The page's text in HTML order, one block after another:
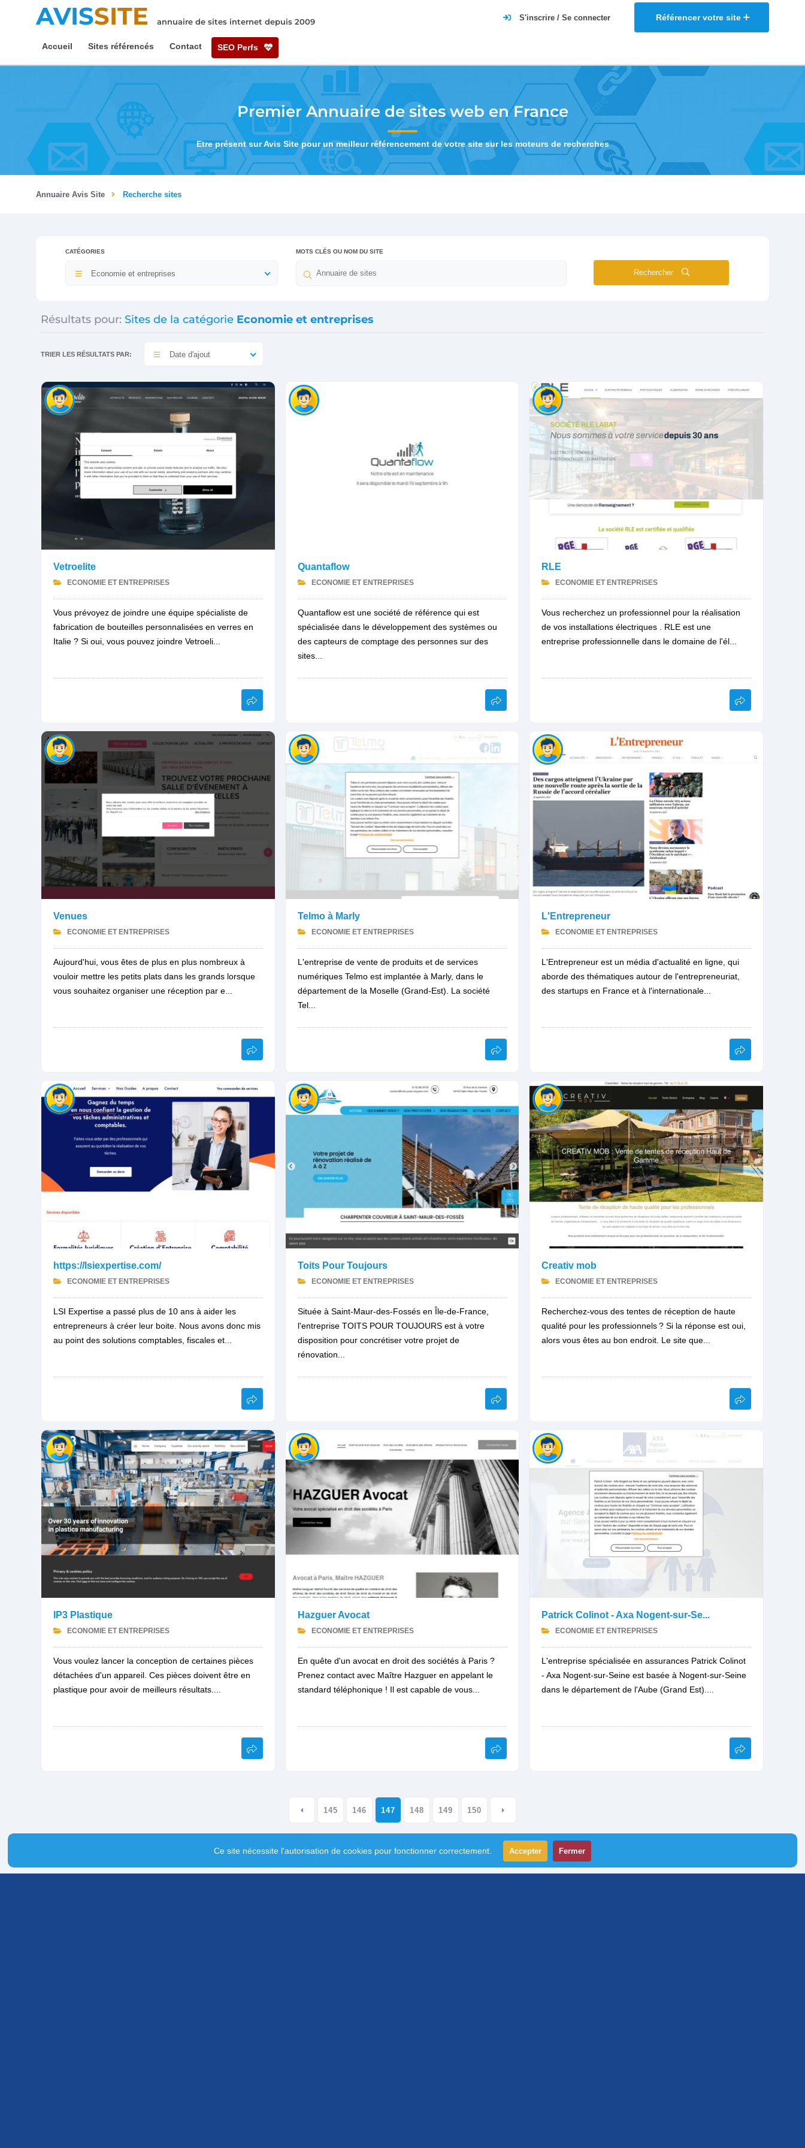
AVISSITE annuaire de sites internet depuis 2009 Référencer votre site
S'inscrire / Se connecter
Accueil Sites référencés Contact SEO Perfs
Premier Annuaire de sites web en France
Etre présent sur Avis Site pour un meilleur référencement de votre site sur les moteurs de recherches
Annuaire Avis Site Recherche sites
CATÉGORIES
Economie et entreprises
MOTS CLÉS OU NOM DU SITE
Rechercher
Résultats pour: Sites de la catégorie Economie et entreprises
TRIER LES RÉSULTATS PAR: Date d'ajout
Vetroelite
ECONOMIE ET ENTREPRISES
Vous prévoyez de joindre une équipe spécialiste de
fabrication de bouteilles personnalisées en verres en
Italie ? Si oui, vous pouvez joindre Vetroeli...
Quantaflow
ECONOMIE ET ENTREPRISES
Quantaflow est une société de référence qui est
spécialisée dans le développement des systèmes ou
des capteurs de comptage des personnes sur des
sites...
RLE
ECONOMIE ET ENTREPRISES
Vous recherchez un professionnel pour la réalisation
de vos installations électriques . RLE est une
entreprise professionnelle dans le domaine de l'él...
Venues
ECONOMIE ET ENTREPRISES
Aujourd'hui, vous êtes de plus en plus nombreux à
vouloir mettre les petits plats dans les grands lorsque
vous souhaitez organiser une réception par e...
Telmo à Marly
ECONOMIE ET ENTREPRISES
L'entreprise de vente de produits et de services
numériques Telmo est implantée à Marly, dans le
département de la Moselle (Grand-Est). La société
Tel...
L'Entrepreneur
ECONOMIE ET ENTREPRISES
L'Entrepreneur est un média d'actualité en ligne, qui
aborde des thématiques autour de l'entrepreneuriat,
des startups en France et à l'internationale...
https://lsiexpertise.com/
ECONOMIE ET ENTREPRISES
LSI Expertise a passé plus de 10 ans à aider les
entrepreneurs à créer leur boite. Nous avons donc mis
au point des solutions comptables, fiscales et...
Toits Pour Toujours
ECONOMIE ET ENTREPRISES
Située à Saint-Maur-des-Fossés en Île-de-France,
l'entreprise TOITS POUR TOUJOURS est à votre
disposition pour concrétiser votre projet de
rénovation...
Creativ mob
ECONOMIE ET ENTREPRISES
Recherchez-vous des tentes de réception de haute
qualité pour les professionnels ? Si la réponse est oui,
alors vous êtes au bon endroit. Le site que...
IP3 Plastique
ECONOMIE ET ENTREPRISES
Vous voulez lancer la conception de certaines pièces
détachées d'un appareil. Ces pièces doivent être en
plastique pour avoir de meilleurs résultats....
Hazguer Avocat
ECONOMIE ET ENTREPRISES
En quête d'un avocat en droit des sociétés à Paris ?
Prenez contact avec Maître Hazguer en appelant le
standard téléphonique ! Il est capable de vous...
Patrick Colinot - Axa Nogent-sur-Se...
ECONOMIE ET ENTREPRISES
L'entreprise spécialisée en assurances Patrick Colinot
- Axa Nogent-sur-Seine est basée à Nogent-sur-Seine
dans le département de l'Aube (Grand Est)....
145 146 147 148 149 150
Ce site nécessite l'autorisation de cookies pour fonctionner correctement. Accepter Fermer